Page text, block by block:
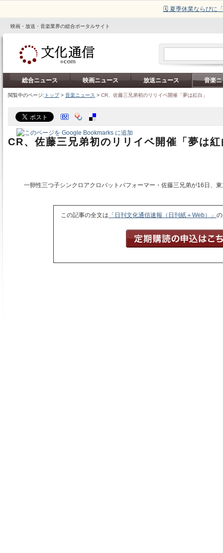
🗓️ 夏季休業ならびに
映画・放送・音楽業界の総合ポータルサイト
総合ニュース 映画ニュース 放送ニュース 音楽
閲覧中のページ: トップ> 音楽ニュース > CR、佐藤三兄弟初のリリイベ開催「夢は紅白」
CR、佐藤三兄弟初のリリイベ開催「夢は
一卵性三つ子シンクロアクロバットパフォーマー・佐藤三兄弟が16日、
この記事の全文は 「日刊文化通信速報（日刊紙＋Web）」